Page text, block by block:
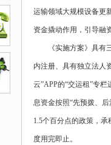
运输领域大规模设备更
资金撬动作用，引导融
《实施方案》具
内注册、具有独立法人
云”APP的“交运租”专
息资金按照“先预拨、
1.5个百分点的政策，
度用完即止。